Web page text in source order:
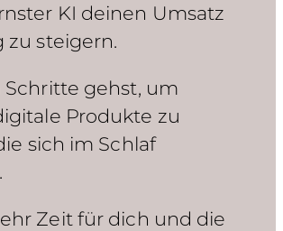
KI deinen Umsatz
zu steigern.
Schritte gehst, um
Produkte zu
sich im Schlaf
Zeit für dich und die